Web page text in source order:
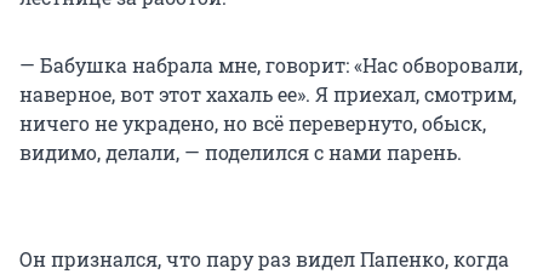
— Бабушка набрала мне, говорит: «Нас обворовали,
наверное, вот этот хахаль ее». Я приехал, смотрим,
ничего не украдено, но всё перевернуто, обыск,
видимо, делали, — поделился с нами парень.
Он признался, что пару раз видел Папенко, когда